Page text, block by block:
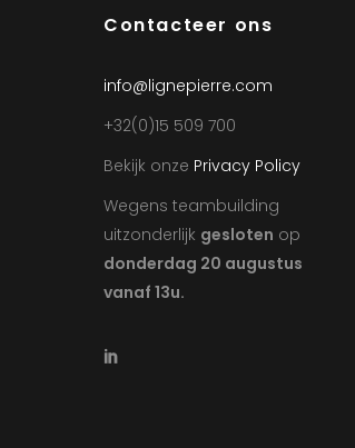
Contacteer ons
info@lignepierre.com
+32(0)15 509 700
Bekijk onze Privacy Policy
Wegens teambuilding
uitzonderlijk gesloten op
donderdag 20 augustus
vanaf 13u.